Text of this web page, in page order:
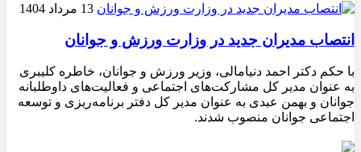
13 مرداد 1404
انتصاب مدیران جدید در وزارت ورزش و جوانان
با حکم دکتر احمد دنیامالی، وزیر ورزش و جوانان، خاطره کلیبری
به عنوان مدیر کل مشارکت‌های اجتماعی و فعالیت‌های داوطلبانه
جوانان و بهمن عبدی به عنوان مدیر کل دفتر برنامه‌ریزی و توسعه
اجتماعی جوانان منصوب شدند.